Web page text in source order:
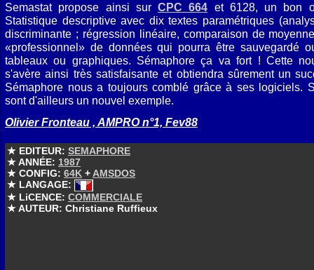
Semastat propose ainsi sur CPC 664 et 6128, un bon
Statistique descriptive avec dix textes paramétriques
discriminante ; régression linéaire, comparaison de
«professionnel» de données qui pourra être sauvegardé
tableaux ou graphiques. Sémaphore ça va fort ! Cette
s'avère ainsi très satisfaisante et obtiendra sûrement un
Sémaphore nous a toujours comblé grâce à ses logiciels.
sont d'ailleurs un nouvel exemple.
Olivier Fronteau , AMPRO n°1, Fev88
★ EDITEUR: SEMAPHORE
★ ANNÉE: 1987
★ CONFIG: 64K + AMSDOS
★ LANGAGE:
★ LiCENCE: COMMERCIALE
★ AUTEUR: Christiane Ruffieux